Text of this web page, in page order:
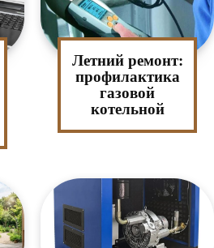
Летний ремонт:
профилактика
газовой
котельной